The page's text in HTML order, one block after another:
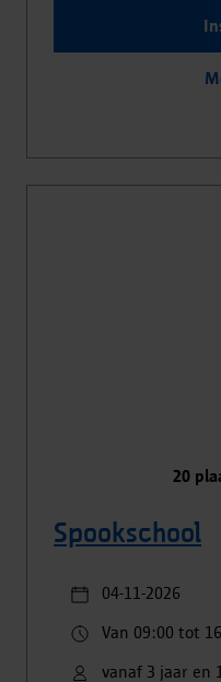
20
Spookschool
04-11-2026
Van 09:00 tot
vanaf 3 jaar en